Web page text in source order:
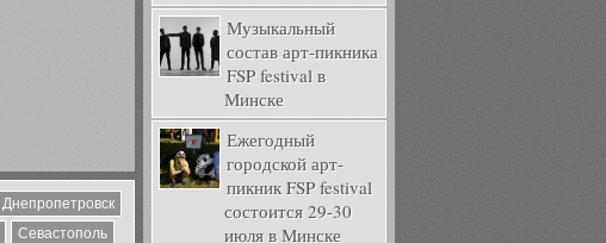
Днепропетровск
Севастополь
Музыкальный
состав арт-пикника
FSP festival в
Минске
Ежегодный
городской арт-
пикник FSP festival
состоится 29-30
июля в Минске